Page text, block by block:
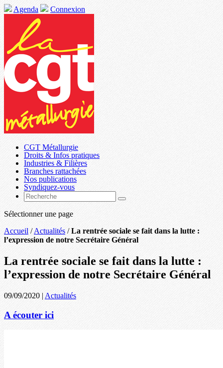
Agenda Connexion
CGT Métallurgie
Droits & Infos pratiques
Industries & Filières
Branches rattachées
Nos publications
Syndiquez-vous
Sélectionner une page
Accueil /Actualités /La rentrée sociale se fait dans la lutte :
l’expression de notre Secrétaire Général
La rentrée sociale se fait dans la lutte :
l’expression de notre Secrétaire Général
09/09/2020 | Actualités
A écouter ici